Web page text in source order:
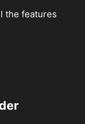
the features